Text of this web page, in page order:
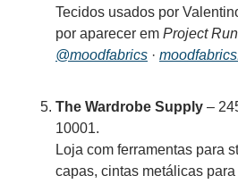
Tecidos usados por
por aparecer em Project
@moodfabrics ·
The Wardrobe Supply –
10001.
Loja com ferramentas para
capas, cintas metálicas